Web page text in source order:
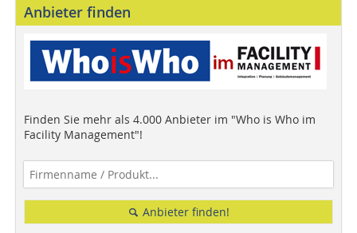
Anbieter finden
Finden Sie mehr als 4.000 Anbieter im "Who is Who im
Facility Management"!
Anbieter finden!